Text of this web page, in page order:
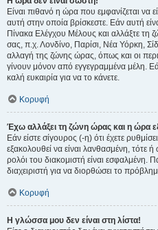
Είναι πιθανό η ώρα που εμφανίζεται να
αυτή στην οποία βρίσκεστε. Εάν αυτή
Πίνακα Ελέγχου Μέλους και αλλάξτε τη
σας, π.χ. Λονδίνο, Παρίσι, Νέα Υόρκη,
αλλαγή της ζώνης ώρας, όπως και οι
γίνουν μόνον από εγγεγραμμένα μέλη.
καλή ευκαιρία για να το κάνετε.
Κορυφή
Έχω αλλάξει τη ζώνη ώρας και η ώρα
Εάν είστε σίγουρος (-η) ότι έχετε
εξακολουθεί να είναι λανθασμένη, τότε
ρολόι του διακομιστή είναι εσφαλμένη.
διαχειριστή για να διορθώσει το
Κορυφή
Η γλώσσα μου δεν είναι στη λίστα!